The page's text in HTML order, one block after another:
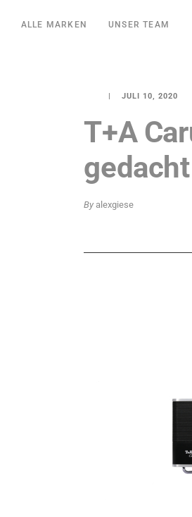
ALLE MARKEN UNSER TEAM
JULI 10, 2020
T+A
gedacht
Byalexgiese